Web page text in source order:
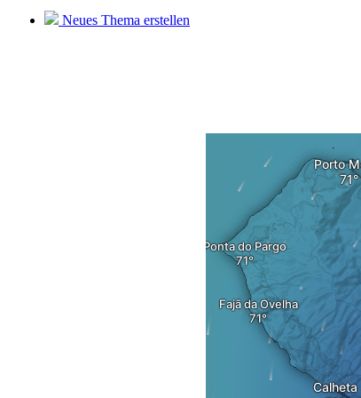
Neues Thema erstellen